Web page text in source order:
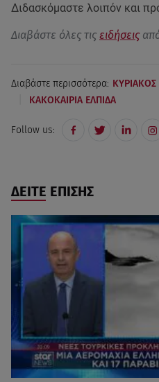
Διδασκόμαστε λοιπόν και
Διαβάστε όλες τις ειδήσεις
Διαβάστε περισσότερα:
ΚΑΚΟΚΑΙΡΙΑ ΕΛΠΙΔΑ
Follow us:
ΔΕΙΤΕ ΕΠΙΣΗΣ